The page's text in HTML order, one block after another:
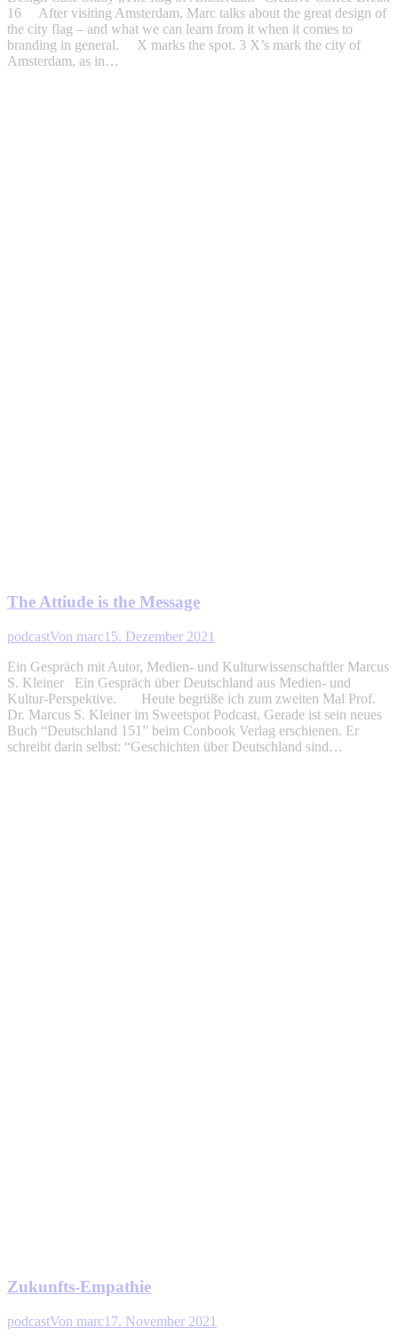
16 After visiting Amsterdam, Marc talks about the great design of
the city flag – and what we can learn from it when it comes to
branding in general. X marks the spot. 3 X’s mark the city of
Amsterdam, as in…
The Attiude is the Message
podcastVon marc15. Dezember 2021
Ein Gespräch mit Autor, Medien- und Kulturwissenschaftler Marcus
S. Kleiner Ein Gespräch über Deutschland aus Medien- und
Kultur-Perspektive. Heute begrüße ich zum zweiten Mal Prof.
Dr. Marcus S. Kleiner im Sweetspot Podcast. Gerade ist sein neues
Buch “Deutschland 151” beim Conbook Verlag erschienen. Er
schreibt darin selbst: “Geschichten über Deutschland sind…
Zukunfts-Empathie
podcastVon marc17. November 2021